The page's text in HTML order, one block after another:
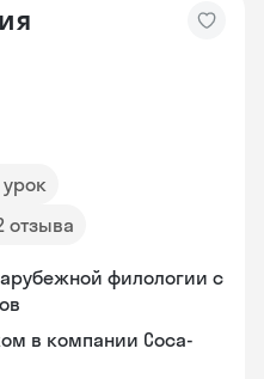
урок
отзыва
филологии с
в компании Coca-